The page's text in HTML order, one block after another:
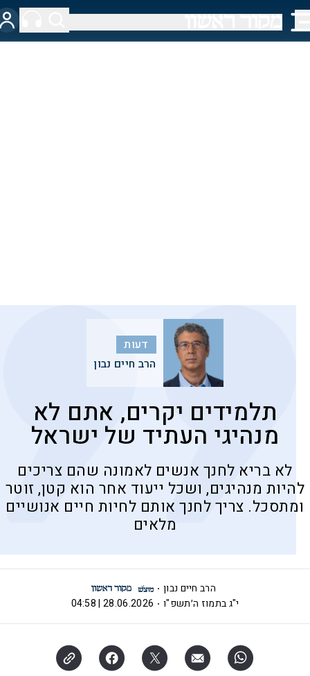
דעות
הרב חיים נבון
תלמידים יקרים, אתם לא
מנהיגי העתיד של ישראל
לא בריא לחנך אנשים לאמונה שהם צריכים
להיות מנהיגים, ושכל ייעוד אחר הוא קטן, זוטר
ומתסכל. צריך לחנך אותם לחיות חיים אנושיים
מלאים
הרב חיים נבון
י"ג בתמוז ה׳תשפ"ו
28.06.2026 | 04:58